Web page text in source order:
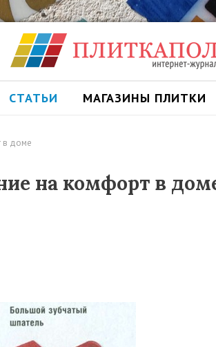
СТАТЬИ МАГАЗИНЫ ПЛИТКИ
в доме
на комфорт в